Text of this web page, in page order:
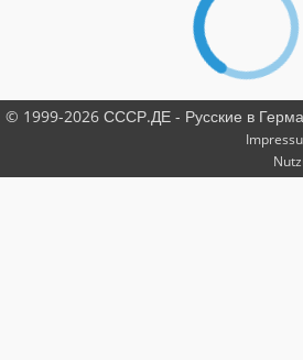
© 1999-2026 СССР.ДЕ - Русские в